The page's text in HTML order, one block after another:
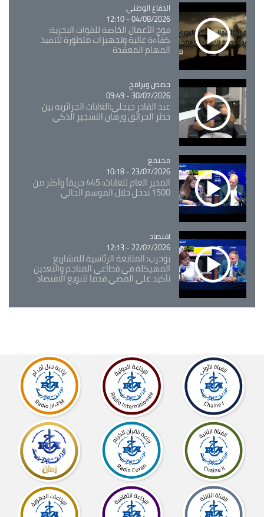
Catégorie
الدفاع الوطني
04/08/2026 - 12:10
فوج الأعمال الخاصة للقوات البحرية:
كفاءة عالية وتجهيزات متطورة لتنفيذ
المهام المعقدة
Catégorie
حصص وبرامج
30/07/2026 - 09:49
عبد القادر جيجلي:الغابات الجزائرية بين
خطر الحرائق ورهان التشجير الذكي
Catégorie
مجتمع
23/07/2026 - 10:18
المدير العام للغابات: 445 حريقاً وأكثر من
1500 تدخل خلال الموسم الحالي
Catégorie
اقتصاد
22/07/2026 - 12:13
بوحرب: المتابعة الرئاسية للمشاريع
المهيكلة في قطاعي المناجم والتعدين
تأكيد على المضي قدما لتنويع الاقتصاد